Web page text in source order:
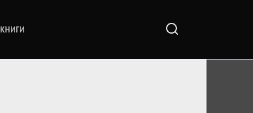
КНИГИ